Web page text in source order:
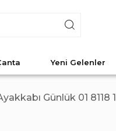
Yeni Gelenler
Günlük 01 8118 1